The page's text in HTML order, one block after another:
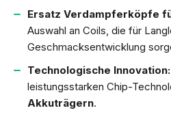
Ersatz Verdampferköpfe
Auswahl an Coils, die für
Geschmacksentwicklung
Technologische Innovation:
leistungsstarken Chip-
Akkuträgern.